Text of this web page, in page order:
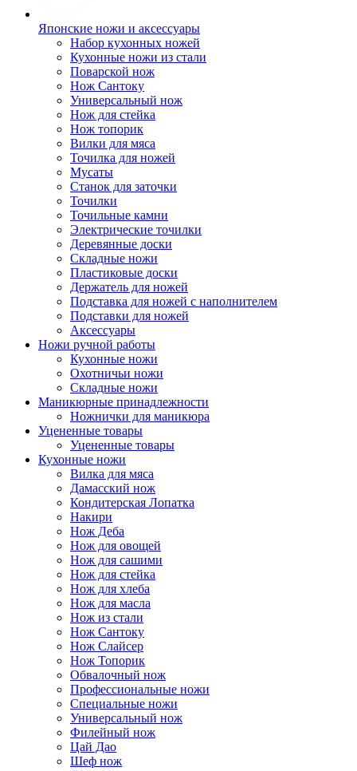
Японские ножи и аксессуары
Набор кухонных ножей
Кухонные ножи из стали
Поварской нож
Нож Сантоку
Универсальный нож
Нож для стейка
Нож топорик
Вилки для мяса
Точилка для ножей
Мусаты
Станок для заточки
Точилки
Точильные камни
Электрические точилки
Деревянные доски
Складные ножи
Пластиковые доски
Держатель для ножей
Подставка для ножей с наполнителем
Подставки для ножей
Аксессуары
Ножи ручной работы
Кухонные ножи
Охотничьи ножи
Складные ножи
Маникюрные принадлежности
Ножнички для маникюра
Уцененные товары
Уцененные товары
Кухонные ножи
Вилка для мяса
Дамасский нож
Кондитерская Лопатка
Накири
Нож Деба
Нож для овощей
Нож для сашими
Нож для стейка
Нож для хлеба
Нож для масла
Нож из стали
Нож Сантоку
Нож Слайсер
Нож Топорик
Обвалочный нож
Профессиональные ножи
Специальные ножи
Универсальный нож
Филейный нож
Цай Дао
Шеф нож